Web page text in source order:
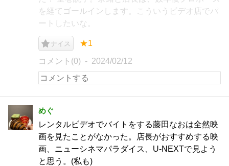
を経てゴールインします。こういうビデオ店でパ
ートしたいな。
ナイス ★1
コメント(0) 2024/02/12
めぐ
レンタルビデオでバイトをする藤田なおは全然映
画を見たことがなかった。店長がおすすめする映
画、ニューシネマパラダイス、U-NEXTで見よう
と思う。(私も)